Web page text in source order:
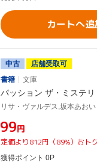
カートへ追
中古
店舗受取可
書籍
文庫
パッション ザ・ミステ
リサ・ヴァルデス,坂本あおい
¥99円
定価より812円（89%）おトク
獲得ポイント 0P